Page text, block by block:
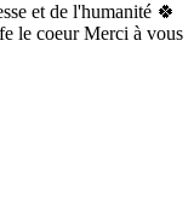
et de l'humanité 🍀
le coeur Merci à vous